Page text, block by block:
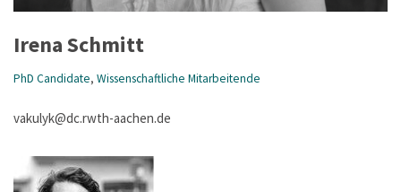
Irena Schmitt
PhD Candidate, Wissenschaftliche Mitarbeitende
vakulyk@dc.rwth-aachen.de